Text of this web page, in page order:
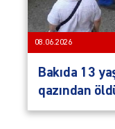
08.06.2026
Bakıda 13
qazından